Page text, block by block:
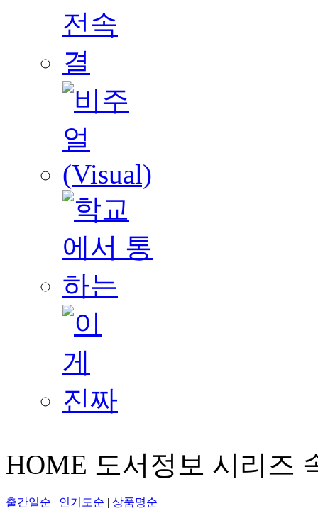
HOME 도서정보 시리즈
출간일순 | 인기도순 | 상품명순